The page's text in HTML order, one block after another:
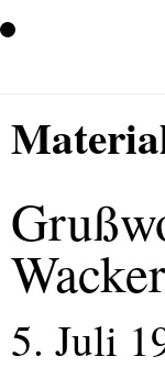
5. Juli